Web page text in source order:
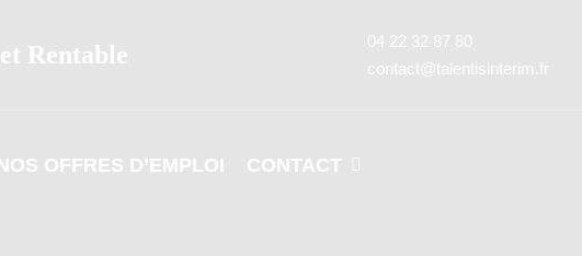
Rentable
04 22 32 87 80
contact@talentisinterim.fr
OFFRES D’EMPLOI CONTACT